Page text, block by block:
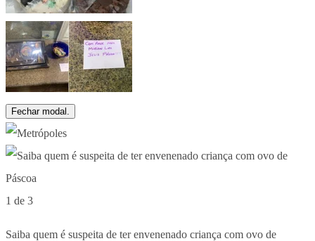
Fechar modal.
1 de 3
Saiba quem é suspeita de ter envenenado criança com ovo de